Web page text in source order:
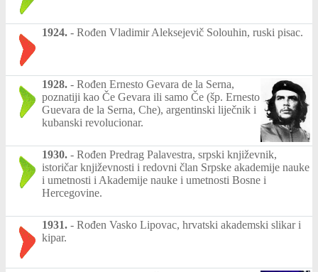
1924. - Rođen Vladimir Aleksejevič Solouhin, ruski pisac.
1928. - Rođen Ernesto Gevara de la Serna,
poznatiji kao Če Gevara ili samo Če (šp. Ernesto
Guevara de la Serna, Che), argentinski liječnik i
kubanski revolucionar.
1930. - Rođen Predrag Palavestra, srpski književnik,
istoričar književnosti i redovni član Srpske akademije nauke
i umetnosti i Akademije nauke i umetnosti Bosne i
Hercegovine.
1931. - Rođen Vasko Lipovac, hrvatski akademski slikar i
kipar.